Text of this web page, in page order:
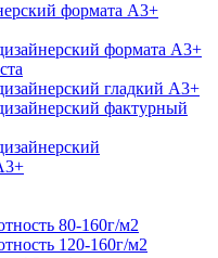
формата А3+
формата А3+
гладкий А3+
фактурный
80-160г/м2
120-160г/м2